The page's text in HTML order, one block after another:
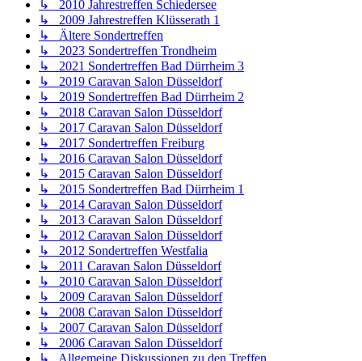
↳ 2010 Jahrestreffen Schiedersee
↳ 2009 Jahrestreffen Klüsserath 1
↳ Ältere Sondertreffen
↳ 2023 Sondertreffen Trondheim
↳ 2021 Sondertreffen Bad Dürrheim 3
↳ 2019 Caravan Salon Düsseldorf
↳ 2019 Sondertreffen Bad Dürrheim 2
↳ 2018 Caravan Salon Düsseldorf
↳ 2017 Caravan Salon Düsseldorf
↳ 2017 Sondertreffen Freiburg
↳ 2016 Caravan Salon Düsseldorf
↳ 2015 Caravan Salon Düsseldorf
↳ 2015 Sondertreffen Bad Dürrheim 1
↳ 2014 Caravan Salon Düsseldorf
↳ 2013 Caravan Salon Düsseldorf
↳ 2012 Caravan Salon Düsseldorf
↳ 2012 Sondertreffen Westfalia
↳ 2011 Caravan Salon Düsseldorf
↳ 2010 Caravan Salon Düsseldorf
↳ 2009 Caravan Salon Düsseldorf
↳ 2008 Caravan Salon Düsseldorf
↳ 2007 Caravan Salon Düsseldorf
↳ 2006 Caravan Salon Düsseldorf